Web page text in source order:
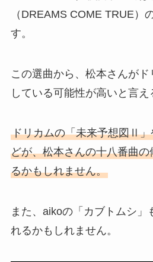
（DREAMS COME TRUE）
す。
この選曲から、松本さんがド
している可能性が高いと言え
ドリカムの「未来予想図Ⅱ」
どが、松本さんの十八番曲
るかもしれません。
また、aikoの「カブトムシ」
れるかもしれません。